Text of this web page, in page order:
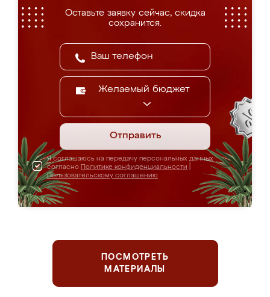
Оставьте заявку сейчас, скидка
сохранится.
Желаемый бюджет
Отправить
Я соглашаюсь на передачу персональных данных
согласно Политике конфиденциальности
Пользовательскому соглашению
ПОСМОТРЕТЬ
МАТЕРИАЛЫ